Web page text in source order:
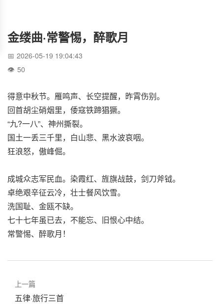
金缕曲·常警惕，醉歌月
2026-05-19 19:04:43
50
得意中秋节。雁鸣声、长空提醒，昨霄伤别。
回首胡尘硝烟里，倭寇铁蹄猖獗。
“九?一八”、神州撕裂。
国土一丢三千里，白山悲、黑水波哀咽。
狂浪怒，傲峰倔。
成城众志军民血。染霞红、旌旗战鼓，剑刀斧钺。
卓绝艰辛征云冷，壮士餐风饮雪。
洗国耻、金瓯不缺。
七十七年虽已去，不能忘、旧恨心中结。
常警惕、醉歌月！
上一篇
五律·旅行三首